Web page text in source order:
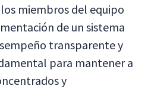
miembros del equipo
de un sistema
transparente y
para mantener a
y